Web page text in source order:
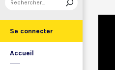
Se connecter
Accueil